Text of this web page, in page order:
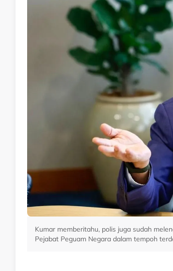
Kumar memberitahu, polis juga sudah
Pejabat Peguam Negara dalam tempoh